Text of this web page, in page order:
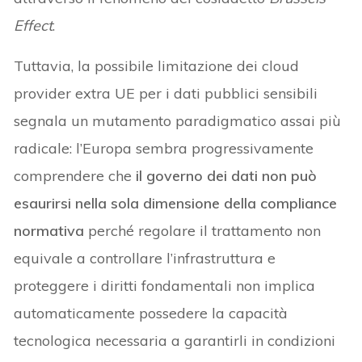
Effect.
Tuttavia, la possibile limitazione dei cloud
provider extra UE per i dati pubblici sensibili
segnala un mutamento paradigmatico assai più
radicale: l’Europa sembra progressivamente
comprendere che il governo dei dati non può
esaurirsi nella sola dimensione della compliance
normativa perché regolare il trattamento non
equivale a controllare l’infrastruttura e
proteggere i diritti fondamentali non implica
automaticamente possedere la capacità
tecnologica necessaria a garantirli in condizioni